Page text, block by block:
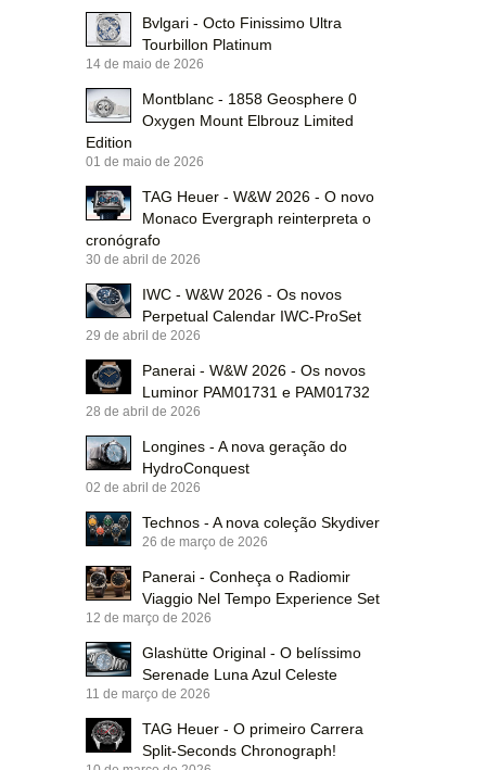
Bvlgari - Octo Finissimo Ultra
Tourbillon Platinum
14 de maio de 2026
Montblanc - 1858 Geosphere 0
Oxygen Mount Elbrouz Limited
Edition
01 de maio de 2026
TAG Heuer - W&W 2026 - O novo
Monaco Evergraph reinterpreta o
cronógrafo
30 de abril de 2026
IWC - W&W 2026 - Os novos
Perpetual Calendar IWC-ProSet
29 de abril de 2026
Panerai - W&W 2026 - Os novos
Luminor PAM01731 e PAM01732
28 de abril de 2026
Longines - A nova geração do
HydroConquest
02 de abril de 2026
Technos - A nova coleção Skydiver
26 de março de 2026
Panerai - Conheça o Radiomir
Viaggio Nel Tempo Experience Set
12 de março de 2026
Glashütte Original - O belíssimo
Serenade Luna Azul Celeste
11 de março de 2026
TAG Heuer - O primeiro Carrera
Split-Seconds Chronograph!